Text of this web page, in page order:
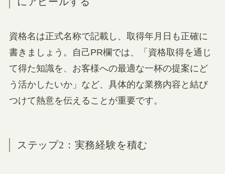
資格名は正式名称で記載し、取得年月日も正確に
書きましょう。自己PR欄では、「資格取得を通じ
て得た知識を、お客様への最適な一杯の提案にど
う活かしたいか」など、具体的な業務内容と結び
つけて熱意を伝えることが重要です。
ステップ2：実務経験を積む